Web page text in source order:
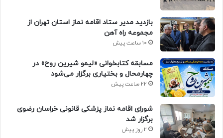
بازدید مدیر ستاد اقامه نماز استان تهران از
مجموعه راه آهن
10 ساعت پیش
مسابقه کتابخوانی «لیمو شیرین روح» در
چهارمحال و بختیاری برگزار می‌شود
22 ساعت پیش
شورای اقامه نماز پزشکی قانونی خراسان رضوی
برگزار شد
2 روز پیش